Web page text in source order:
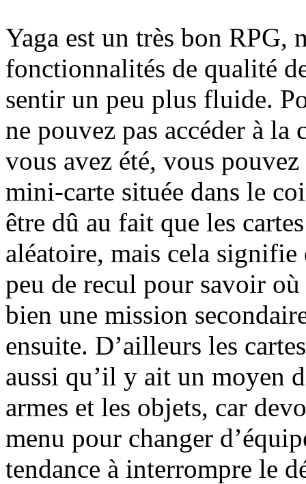
Yaga est un très bon RPG,
fonctionnalités de qualité
sentir un peu plus fluide.
ne pouvez pas accéder à
vous avez été, vous
mini-carte située dans le
être dû au fait que les
aléatoire, mais cela
peu de recul pour savoir
bien une mission
ensuite. D’ailleurs les
aussi qu’il y ait un moyen
armes et les objets, car
menu pour changer
tendance à interrompre le